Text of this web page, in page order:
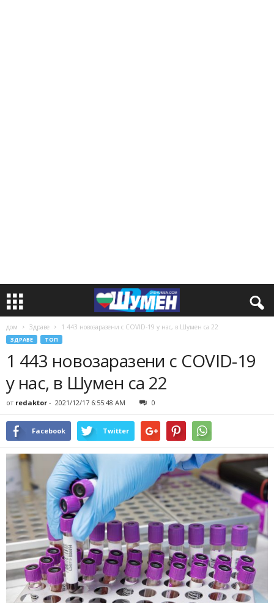
дом Здраве 1 443 новозаразени с COVID-19 у нас, в Шумен са 22
ЗДРАВЕ ТОП
1 443 новозаразени с COVID-19
у нас, в Шумен са 22
от redaktor - 2021/12/17 6:55:48 AM 0
Facebook Twitter